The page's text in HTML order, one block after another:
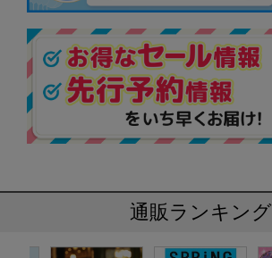
通販ランキング